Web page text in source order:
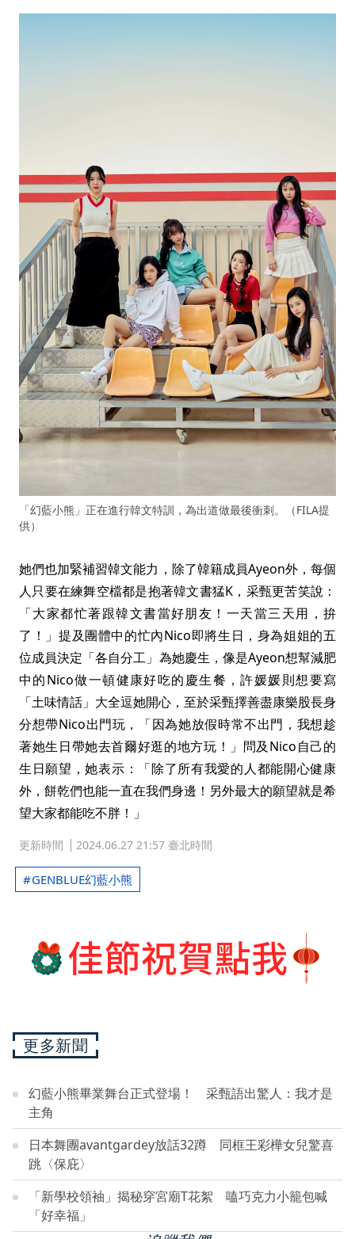
「幻藍小熊」正在進行韓文特訓，為出道做最後衝刺。（FILA提
供）
她們也加緊補習韓文能力，除了韓籍成員Ayeon外，每個
人只要在練舞空檔都是抱著韓文書猛K，采甄更苦笑說：
「大家都忙著跟韓文書當好朋友！一天當三天用，拚
了！」提及團體中的忙內Nico即將生日，身為姐姐的五
位成員決定「各自分工」為她慶生，像是Ayeon想幫減肥
中的Nico做一頓健康好吃的慶生餐，許媛媛則想要寫
「土味情話」大全逗她開心，至於采甄擇善盡康樂股長身
分想帶Nico出門玩，「因為她放假時常不出門，我想趁
著她生日帶她去首爾好逛的地方玩！」問及Nico自己的
生日願望，她表示：「除了所有我愛的人都能開心健康
外，餅乾們也能一直在我們身邊！另外最大的願望就是希
望大家都能吃不胖！」
更新時間 2024.06.27 21:57 臺北時間
GENBLUE幻藍小熊
更多新聞
幻藍小熊畢業舞台正式登場！ 采甄語出驚人：我才是
主角
日本舞團avantgardey放話32蹲 同框王彩樺女兒驚喜
跳〈保庇〉
「新學校領袖」揭秘穿宮廟T花絮 嗑巧克力小籠包喊
「好幸福」